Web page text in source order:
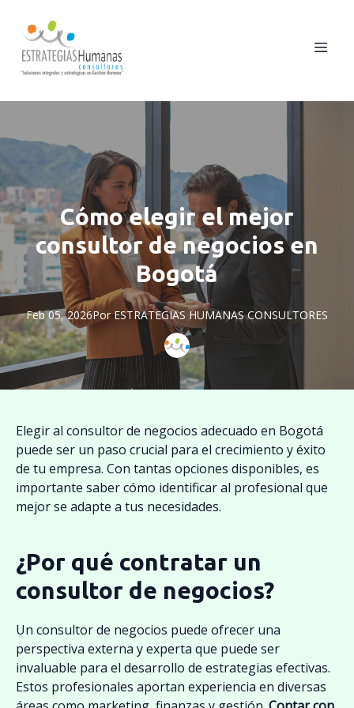
Cómo elegir el mejor
consultor de negocios en
Bogotá
Feb 05, 2026Por ESTRATEGIAS HUMANAS CONSULTORES
Elegir al consultor de negocios adecuado en Bogotá
puede ser un paso crucial para el crecimiento y éxito
de tu empresa. Con tantas opciones disponibles, es
importante saber cómo identificar al profesional que
mejor se adapte a tus necesidades.
¿Por qué contratar un
consultor de negocios?
Un consultor de negocios puede ofrecer una
perspectiva externa y experta que puede ser
invaluable para el desarrollo de estrategias efectivas.
Estos profesionales aportan experiencia en diversas